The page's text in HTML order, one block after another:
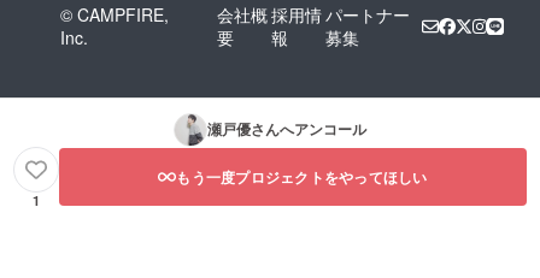
© CAMPFIRE,
Inc.
会社概
要
採用情
報
パートナー
募集
瀬戸優さんへアンコール
1
もう一度プロジェクトをやってほしい